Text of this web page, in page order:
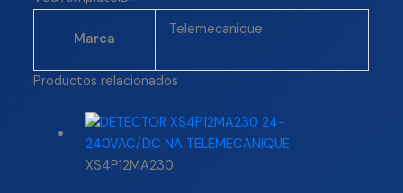
Marca
Telemecanique
Productos relacionados
XS4P12MA230